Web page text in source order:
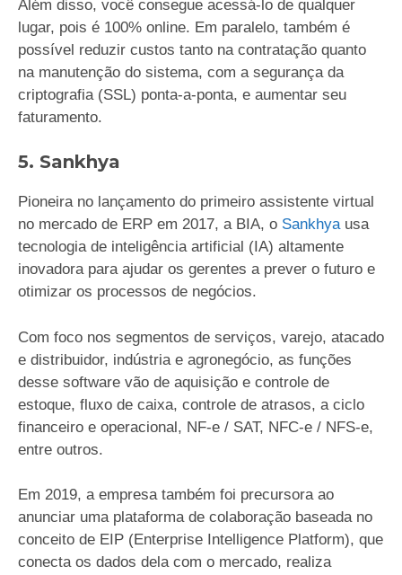
Além disso, você consegue acessá-lo de qualquer
lugar, pois é 100% online. Em paralelo, também é
possível reduzir custos tanto na contratação quanto
na manutenção do sistema, com a segurança da
criptografia (SSL) ponta-a-ponta, e aumentar seu
faturamento.
5. Sankhya
Pioneira no lançamento do primeiro assistente virtual
no mercado de ERP em 2017, a BIA, o Sankhyausa
tecnologia de inteligência artificial (IA) altamente
inovadora para ajudar os gerentes a prever o futuro e
otimizar os processos de negócios.
Com foco nos segmentos de serviços, varejo, atacado
e distribuidor, indústria e agronegócio, as funções
desse software vão de aquisição e controle de
estoque, fluxo de caixa, controle de atrasos, a ciclo
financeiro e operacional, NF-e / SAT, NFC-e / NFS-e,
entre outros.
Em 2019, a empresa também foi precursora ao
anunciar uma plataforma de colaboração baseada no
conceito de EIP (Enterprise Intelligence Platform), que
conecta os dados dela com o mercado, realiza